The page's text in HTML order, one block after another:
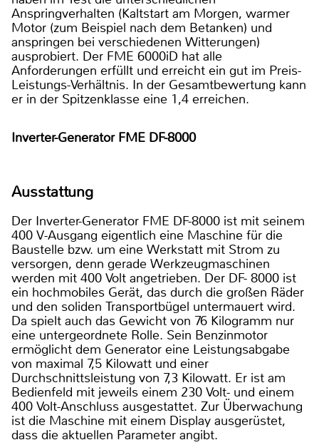
Anspringverhalten (Kaltstart am Morgen, warmer
Motor (zum Beispiel nach dem Betanken) und
anspringen bei verschiedenen Witterungen)
ausprobiert. Der FME 6000iD hat alle
Anforderungen erfüllt und erreicht ein gut im Preis-
Leistungs-Verhältnis. In der Gesamtbewertung kann
er in der Spitzenklasse eine 1,4 erreichen.
Inverter-Generator FME DF-8000
Ausstattung
Der Inverter-Generator FME DF-8000 ist mit seinem
400 V-Ausgang eigentlich eine Maschine für die
Baustelle bzw. um eine Werkstatt mit Strom zu
versorgen, denn gerade Werkzeugmaschinen
werden mit 400 Volt angetrieben. Der DF- 8000 ist
ein hochmobiles Gerät, das durch die großen Räder
und den soliden Transportbügel untermauert wird.
Da spielt auch das Gewicht von 76 Kilogramm nur
eine untergeordnete Rolle. Sein Benzinmotor
ermöglicht dem Generator eine Leistungsabgabe
von maximal 7,5 Kilowatt und einer
Durchschnittsleistung von 7,3 Kilowatt. Er ist am
Bedienfeld mit jeweils einem 230 Volt- und einem
400 Volt-Anschluss ausgestattet. Zur Überwachung
ist die Maschine mit einem Display ausgerüstet,
dass die aktuellen Parameter angibt.